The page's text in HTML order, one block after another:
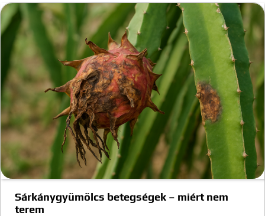
Sárkánygyümölcs betegségek – miért nem
terem